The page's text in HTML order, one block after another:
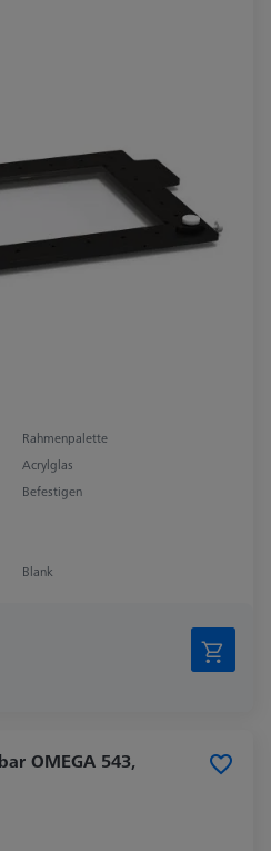
Rahmenpalette
Acrylglas
Befestigen
Blank
OMEGA 543,